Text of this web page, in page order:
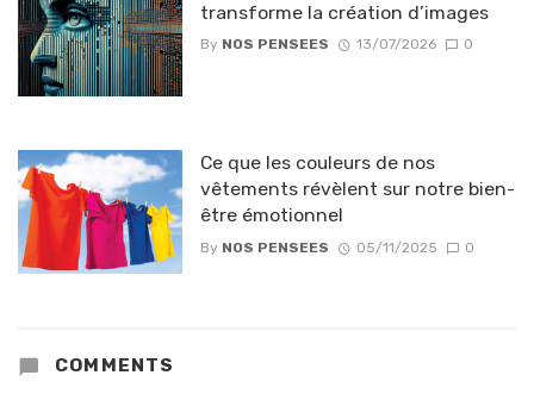
transforme la création d’images
By NOS PENSEES 13/07/2026 0
Ce que les couleurs de nos
vêtements révèlent sur notre bien-
être émotionnel
By NOS PENSEES 05/11/2025 0
COMMENTS